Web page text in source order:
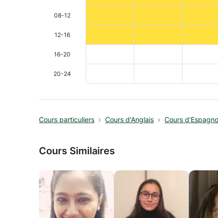
08-12
12-16
16-20
20-24
Cours particuliers Cours d'Anglais Cours
Cours Similaires